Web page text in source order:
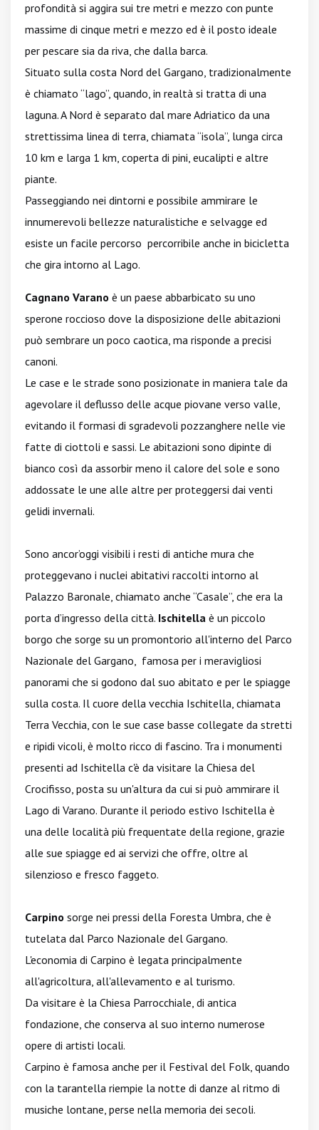
profondità si aggira sui tre metri e mezzo con punte
massime di cinque metri e mezzo ed è il posto ideale
per pescare sia da riva, che dalla barca.
Situato sulla costa Nord del Gargano, tradizionalmente
è chiamato “lago”, quando, in realtà si tratta di una
laguna. A Nord è separato dal mare Adriatico da una
strettissima linea di terra, chiamata “isola”, lunga circa
10 km e larga 1 km, coperta di pini, eucalipti e altre
piante.
Passeggiando nei dintorni e possibile ammirare le
innumerevoli bellezze naturalistiche e selvagge ed
esiste un facile percorso percorribile anche in bicicletta
che gira intorno al Lago.
Cagnano Varano è un paese abbarbicato su uno
sperone roccioso dove la disposizione delle abitazioni
può sembrare un poco caotica, ma risponde a precisi
canoni.
Le case e le strade sono posizionate in maniera tale da
agevolare il deflusso delle acque piovane verso valle,
evitando il formasi di sgradevoli pozzanghere nelle vie
fatte di ciottoli e sassi. Le abitazioni sono dipinte di
bianco così da assorbir meno il calore del sole e sono
addossate le une alle altre per proteggersi dai venti
gelidi invernali.
Sono ancor’oggi visibili i resti di antiche mura che
proteggevano i nuclei abitativi raccolti intorno al
Palazzo Baronale, chiamato anche “Casale”, che era la
porta d’ingresso della città. Ischitella è un piccolo
borgo che sorge su un promontorio all'interno del Parco
Nazionale del Gargano, famosa per i meravigliosi
panorami che si godono dal suo abitato e per le spiagge
sulla costa. Il cuore della vecchia Ischitella, chiamata
Terra Vecchia, con le sue case basse collegate da stretti
e ripidi vicoli, è molto ricco di fascino. Tra i monumenti
presenti ad Ischitella c'è da visitare la Chiesa del
Crocifisso, posta su un'altura da cui si può ammirare il
Lago di Varano. Durante il periodo estivo Ischitella è
una delle località più frequentate della regione, grazie
alle sue spiagge ed ai servizi che offre, oltre al
silenzioso e fresco faggeto.
Carpino sorge nei pressi della Foresta Umbra, che è
tutelata dal Parco Nazionale del Gargano.
L'economia di Carpino è legata principalmente
all'agricoltura, all'allevamento e al turismo.
Da visitare è la Chiesa Parrocchiale, di antica
fondazione, che conserva al suo interno numerose
opere di artisti locali.
Carpino è famosa anche per il Festival del Folk, quando
con la tarantella riempie la notte di danze al ritmo di
musiche lontane, perse nella memoria dei secoli.